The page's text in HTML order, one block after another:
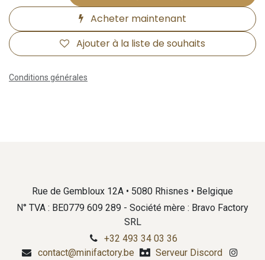
Acheter maintenant
Ajouter à la liste de souhaits
Conditions générales
Rue de Gembloux 12A • 5080 Rhisnes • Belgique
N° TVA : BE0779 609 289 - Société mère : Bravo Factory
SRL
+32 493 34 03 36
contact@minifactory.be
Serveur Discord